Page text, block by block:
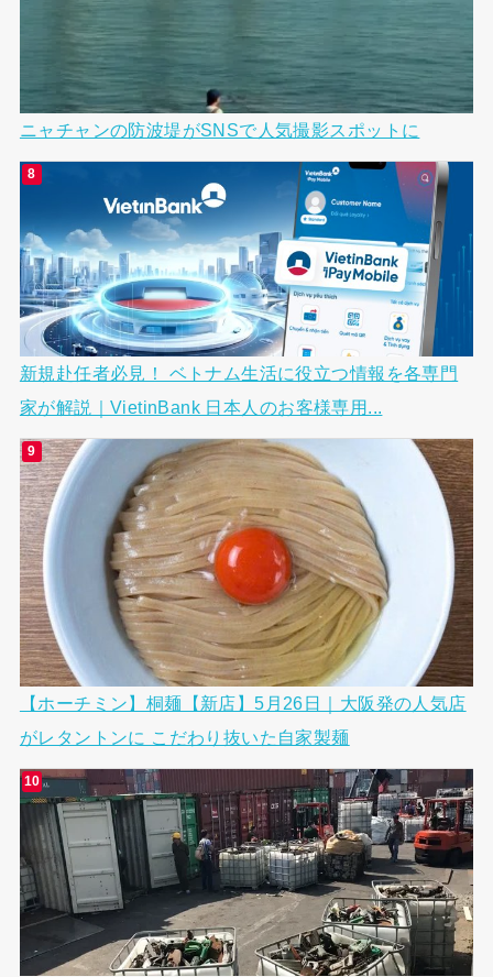
ニャチャンの防波堤がSNSで人気撮影スポットに
新規赴任者必見！ ベトナム生活に役立つ情報を各専門
家が解説｜VietinBank 日本人のお客様専用...
【ホーチミン】桐麺【新店】5月26日｜大阪発の人気店
がレタントンに こだわり抜いた自家製麺